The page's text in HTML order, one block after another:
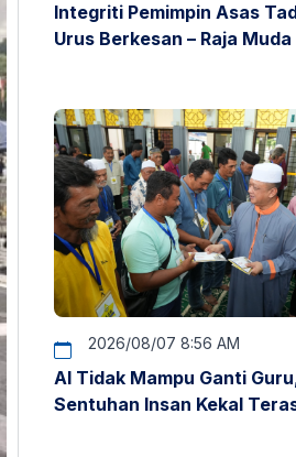
Integriti Pemimpin Asas
Urus Berkesan – Raja
2026/08/07 8:56 AM
AI Tidak Mampu Ganti
Sentuhan Insan Kekal